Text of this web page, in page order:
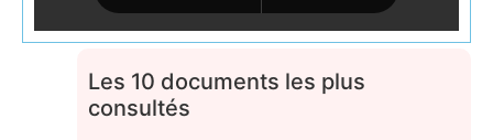
Les 10 documents les plus
consultés